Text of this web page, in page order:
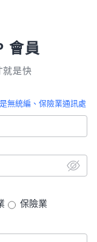
會員
就是快
無統編、保險業通訊處
保險業